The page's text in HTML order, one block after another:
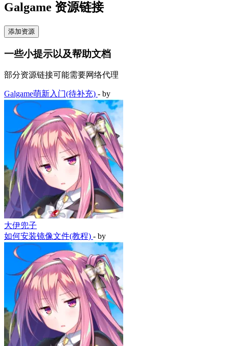
Galgame 资源链接
添加资源
一些小提示以及帮助文档
部分资源链接可能需要网络代理
Galgame萌新入门(待补充) - by
大伊兜子
如何安装镜像文件(教程) - by